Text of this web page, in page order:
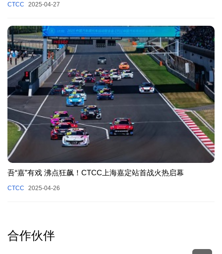
CTCC 2025-04-27
吾“嘉”有戏 沸点狂飙！CTCC上海嘉定站首战火热启幕
CTCC 2025-04-26
合作伙伴